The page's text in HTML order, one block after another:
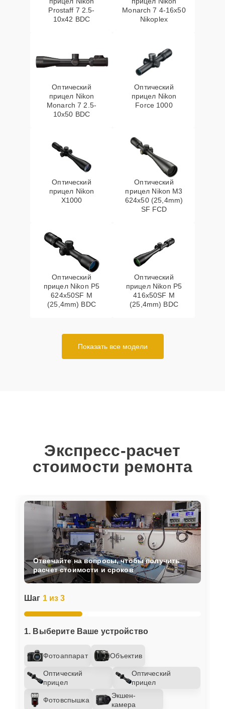
Prostaff 7 2.5-
10x42 BDC
Monarch 7 4-16x50
Nikoplex
Оптический
прицел Nikon
Monarch 7 2.5-
10x50 BDC
Оптический
прицел Nikon
Force 1000
Оптический
прицел Nikon
X1000
Оптический
прицел Nikon M3
624x50 (25,4mm)
SF FCD
Оптический
прицел Nikon P5
624x50SF M
(25,4mm) BDC
Оптический
прицел Nikon P5
416x50SF M
(25,4mm) BDC
Показать все модели
Экспресс-расчет
стоимости ремонта
Шаг 1 из 3
1. Выберите Ваше устройство
Фотоаппарат Объектив
Оптический
прицел
Оптический
прицел
Фотовспышка
Экшен-
камера
Отвечайте на вопросы, чтобы получить
расчет стоимости и сроков